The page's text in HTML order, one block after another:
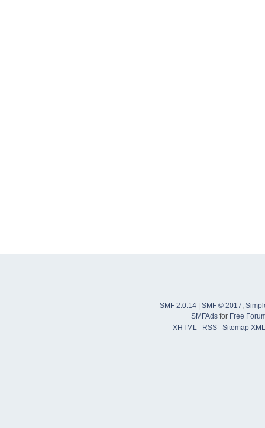
SMF 2.0.14 SMF © 2017
SMFAdsfor Free
XHTML
RSS Sitemap XML